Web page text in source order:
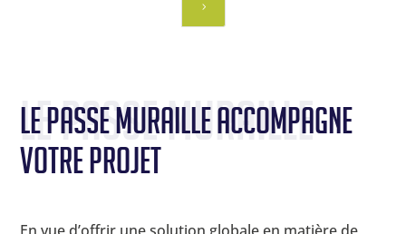
3
Le Passe Muraille
Le Passe Muraille accompagne
votre projet